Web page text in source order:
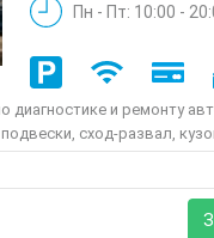
Пн - Пт: 10:00 -
диагностике и ремонту
сход-развал,